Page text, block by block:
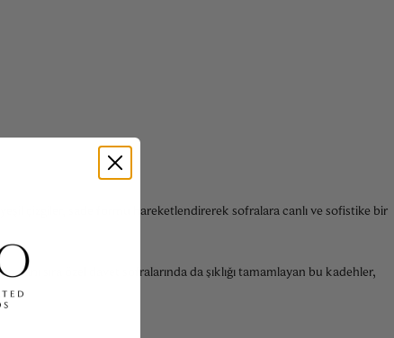
çizgiler, sade formu hareketlendirerek sofralara canlı ve sofistike bir
sıra özel davet sofralarında da şıklığı tamamlayan bu kadehler,